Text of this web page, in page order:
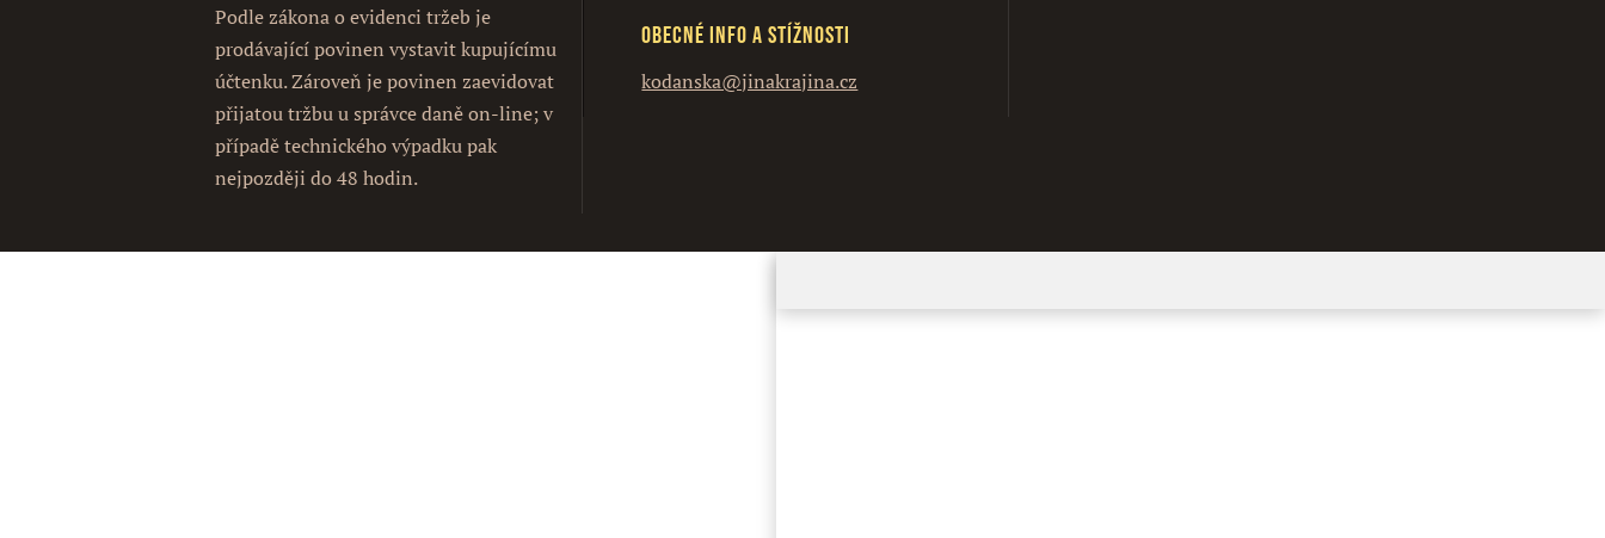
Podle zákona o evidenci tržeb je
prodávající povinen vystavit kupujícímu
účtenku. Zároveň je povinen zaevidovat
přijatou tržbu u správce daně on-line; v
případě technického výpadku pak
nejpozději do 48 hodin.
Obecné info a stížnosti
kodanska@jinakrajina.cz